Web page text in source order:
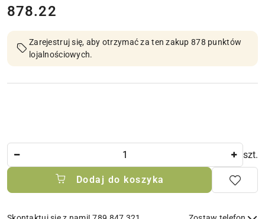
cena:
878.22
Zarejestruj się, aby otrzymać za ten zakup 878 punktów
lojalnościowych.
szt.
Dodaj do koszyka